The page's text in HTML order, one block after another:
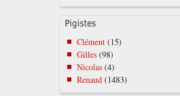
Pigistes
Clément (15)
Gilles (98)
Nicolas (4)
Renaud (1483)